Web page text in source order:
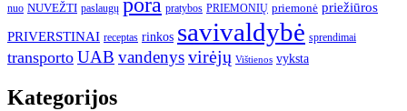
nuo NUVEŽTI paslaugų pratybos PRIEMONIŲ priemonė priežiūros
PRIVERSTINAI receptas rinkos savivaldybė sprendimai
transporto UAB vandenysvirėjų Vištienos vyksta
Kategorijos